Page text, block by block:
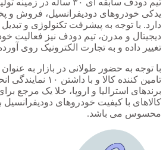
یدکی خودروهای دودیفرانسیل، فروش و
دارد. با توجه به پیشرفت تکنولوژی و
دیجیتال و مدرن، تیم دودف نیز فعالیت
تغییر داده و به تجارت الکترونیک روی
با توجه به حضور طولانی در بازار به عنوان
تامین کننده کالا و
برندهای استرالیا و اروپا، خلا یک مرجع
کالاهای با کیفیت خودروهای دودیفرانسیل
محسوس می باشد.